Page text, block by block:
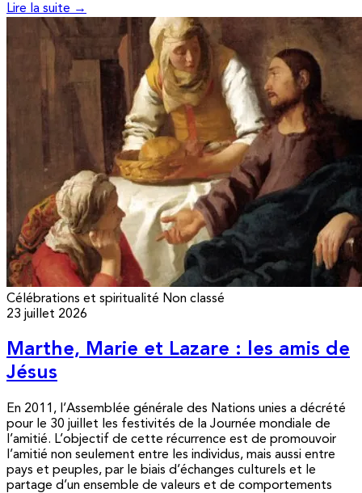
Lire la suite →
Célébrations et spiritualité Non classé
23 juillet 2026
Marthe, Marie et Lazare : les amis de
Jésus
En 2011, l’Assemblée générale des Nations unies a décrété
pour le 30 juillet les festivités de la Journée mondiale de
l’amitié. L’objectif de cette récurrence est de promouvoir
l’amitié non seulement entre les individus, mais aussi entre
pays et peuples, par le biais d’échanges culturels et le
partage d’un ensemble de valeurs et de comportements